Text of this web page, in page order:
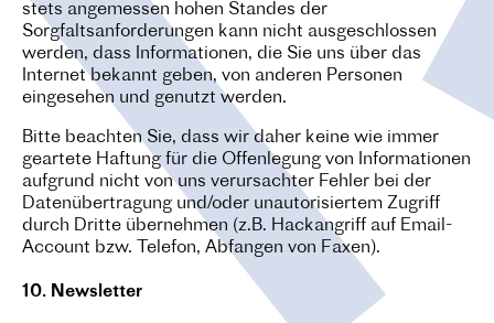
stets angemessen hohen Standes der
Sorgfaltsanforderungen kann nicht ausgeschlossen
werden, dass Informationen, die Sie uns über das
Internet bekannt geben, von anderen Personen
eingesehen und genutzt werden.
Bitte beachten Sie, dass wir daher keine wie immer
geartete Haftung für die Offenlegung von Informationen
aufgrund nicht von uns verursachter Fehler bei der
Datenübertragung und/oder unautorisiertem Zugriff
durch Dritte übernehmen (z.B. Hackangriff auf Email-
Account bzw. Telefon, Abfangen von Faxen).
10. Newsletter